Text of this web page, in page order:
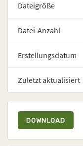
Dateigröße
Datei-Anzahl
Erstellungsdatum
Zuletzt aktualisiert
DOWNLOAD